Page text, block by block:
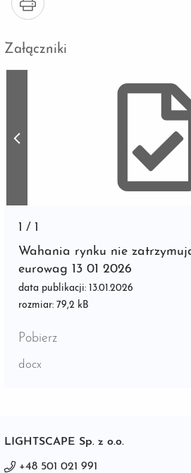
Załączniki
1 / 1
Wahania rynku nie
eurowag 13 01 2026
data publikacji: 13.01.2026
rozmiar: 79,2 kB
Pobierz
docx
LIGHTSCAPE Sp. z o.o.
+48 501 021 991